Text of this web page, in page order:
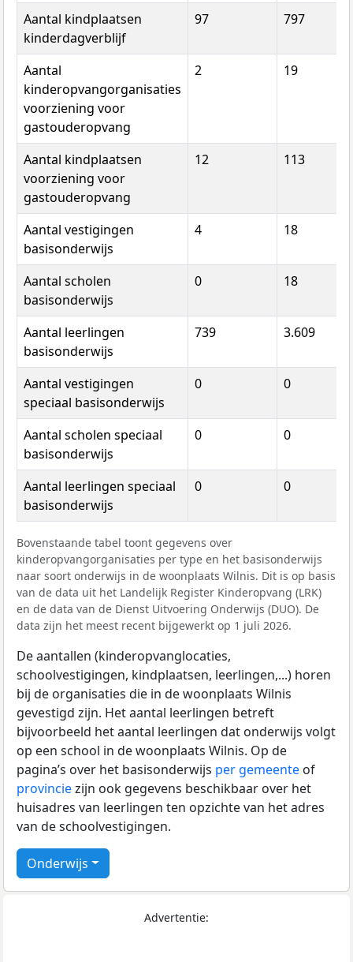
Aantal kindplaatsen
kinderdagverblijf
97 797
Aantal
kinderopvangorganisaties
voorziening voor
gastouderopvang
2 19
Aantal kindplaatsen
voorziening voor
gastouderopvang
12 113
Aantal vestigingen
basisonderwijs
4 18
Aantal scholen
basisonderwijs
0 18
Aantal leerlingen
basisonderwijs
739 3.609
Aantal vestigingen
speciaal basisonderwijs
0 0
Aantal scholen speciaal
basisonderwijs
0 0
Aantal leerlingen speciaal
basisonderwijs
0 0
Bovenstaande tabel toont gegevens over
kinderopvangorganisaties per type en het basisonderwijs
naar soort onderwijs in de woonplaats Wilnis. Dit is op basis
van de data uit het Landelijk Register Kinderopvang (LRK)
en de data van de Dienst Uitvoering Onderwijs (DUO). De
data zijn het meest recent bijgewerkt op 1 juli 2026.
De aantallen (kinderopvanglocaties,
schoolvestigingen, kindplaatsen, leerlingen,...) horen
bij de organisaties die in de woonplaats Wilnis
gevestigd zijn. Het aantal leerlingen betreft
bijvoorbeeld het aantal leerlingen dat onderwijs volgt
op een school in de woonplaats Wilnis. Op de
pagina’s over het basisonderwijs per gemeente of
provinciezijn ook gegevens beschikbaar over het
huisadres van leerlingen ten opzichte van het adres
van de schoolvestigingen.
Onderwijs
Advertentie: